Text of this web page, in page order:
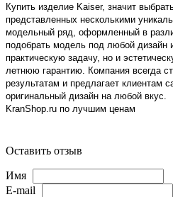
Купить изделие Kaiser, значит
представленных несколькими
модельный ряд, оформленный в
подобрать модель под любой дизайн
практическую задачу, но и
летнюю гарантию. Компания всегда
результатам и предлагает
оригинальный дизайн на любой вкус.
KranShop.ru по лучшим ценам
Оставить отзыв
Имя
E-mail